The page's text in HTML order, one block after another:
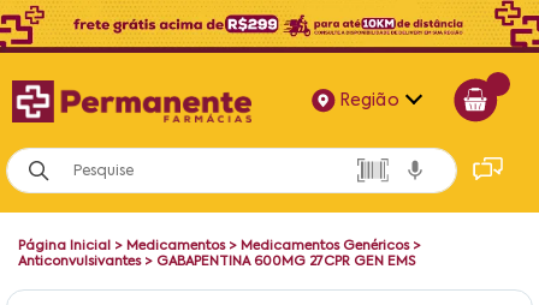
Região
Alagoas
Bahia
Paraíba
Página Inicial > Medicamentos> Medicamentos Genéricos>
Anticonvulsivantes> GABAPENTINA 600MG 27CPR GEN EMS